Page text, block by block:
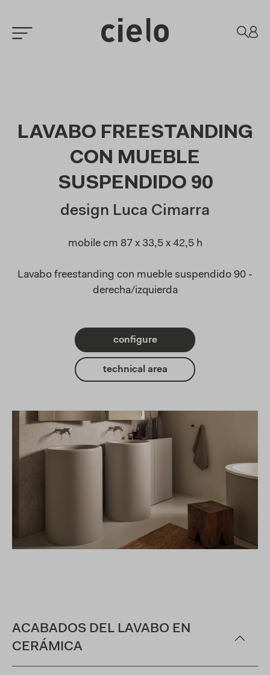
LAVABO FREESTANDING
CON MUEBLE
SUSPENDIDO 90
design Luca Cimarra
mobile cm 87 x 33,5 x 42,5 h
Lavabo freestanding con mueble suspendido 90 -
derecha/izquierda
configure
technical area
ACABADOS DEL LAVABO EN
CERÁMICA